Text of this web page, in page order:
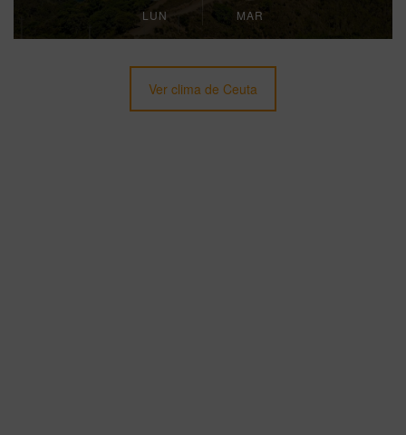
LUN MAR
Ver clima de Ceuta